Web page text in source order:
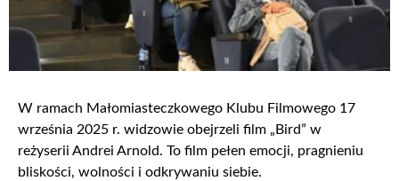
W ramach Małomiasteczkowego Klubu Filmowego 17
września 2025 r. widzowie obejrzeli film „Bird” w
reżyserii Andrei Arnold. To film pełen emocji, pragnieniu
bliskości, wolności i odkrywaniu siebie.